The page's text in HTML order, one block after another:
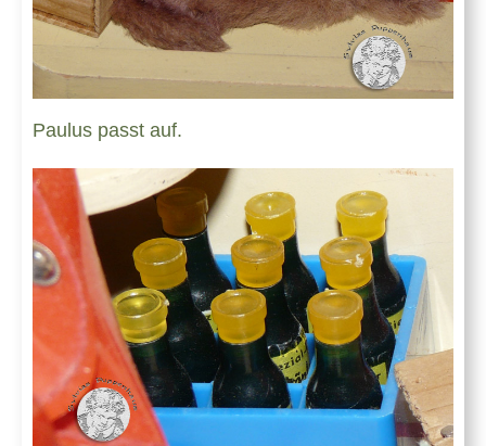
Paulus passt auf.